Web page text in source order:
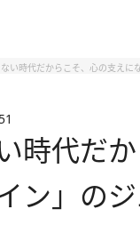
ない時代だからこそ、心の支え
時代だ
ン」の